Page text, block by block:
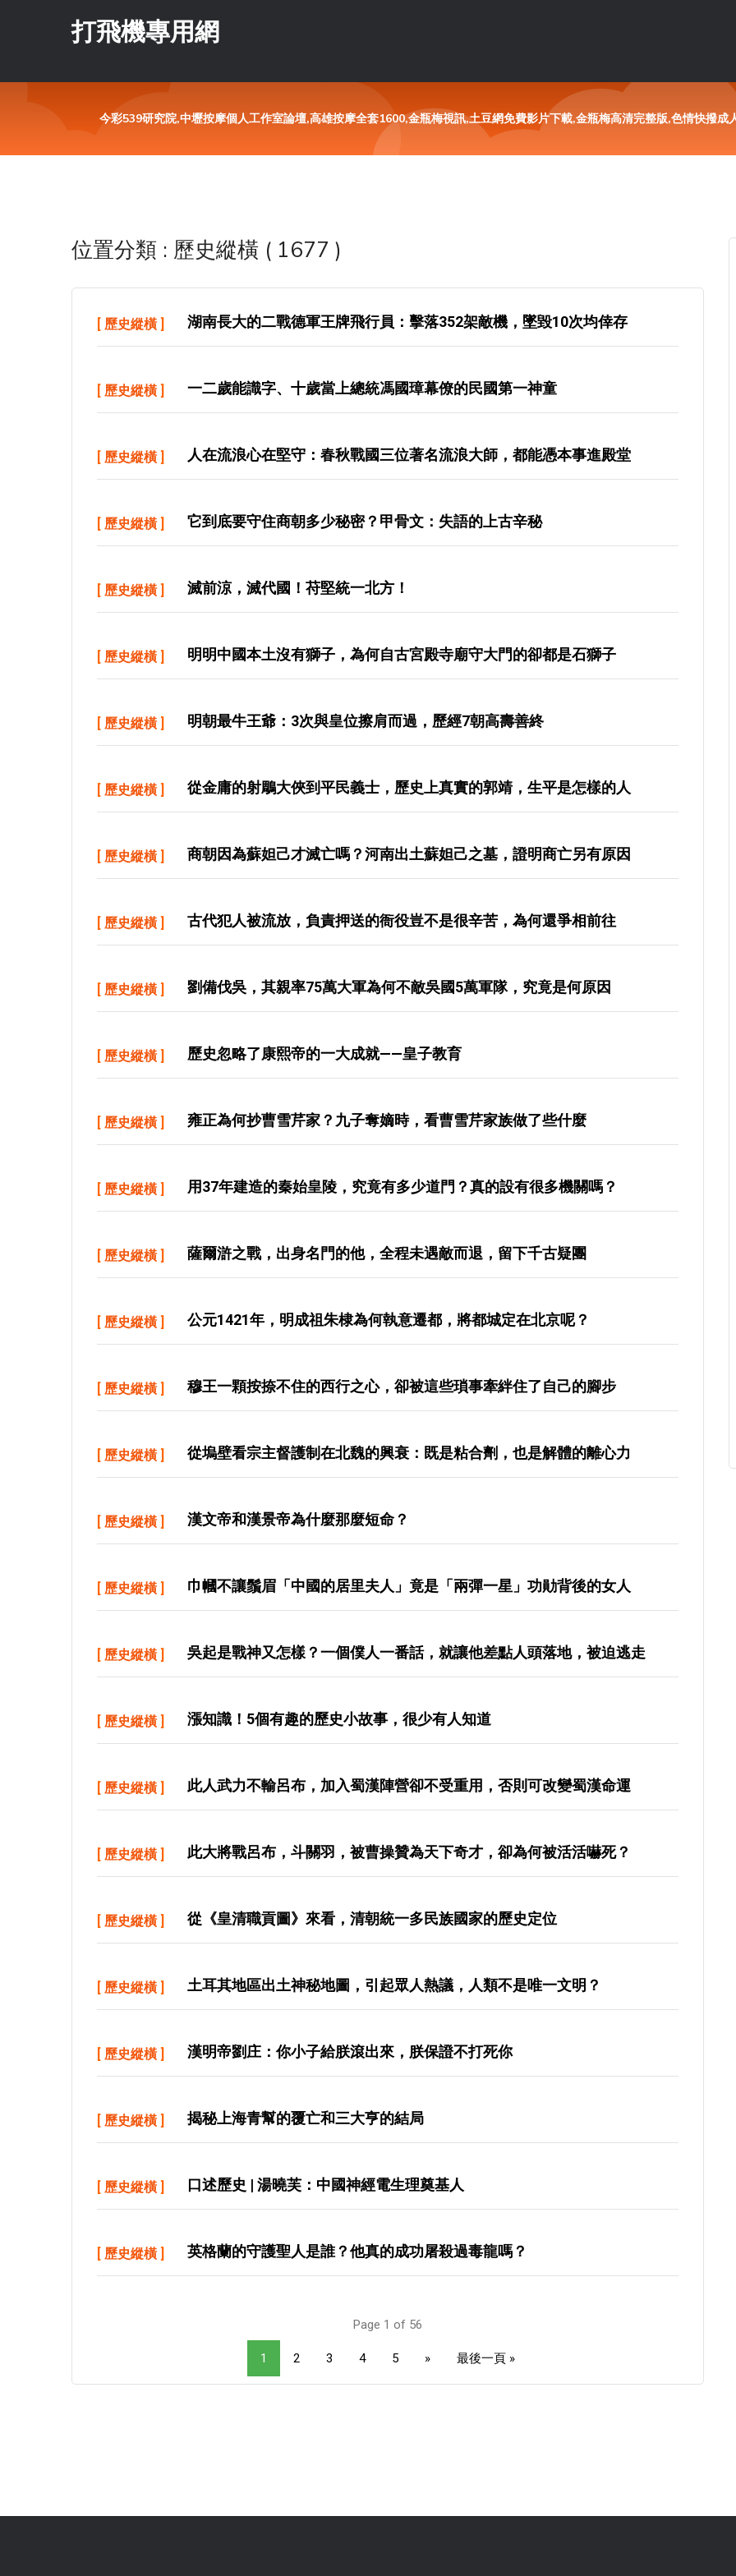
打飛機專用網
今彩539研究院,中壢按摩個人工作室論壇,高雄按摩全套1600,金瓶梅視訊,土豆網免費影片下載,金瓶梅高清完整版,色情快撥
位置分類 : 歷史縱橫 ( 1677 )
[ 歷史縱橫 ] 湖南長大的二戰德軍王牌飛行員：擊落352架敵機，墜毀10次均倖存
[ 歷史縱橫 ] 一二歲能識字、十歲當上總統馮國璋幕僚的民國第一神童
[ 歷史縱橫 ] 人在流浪心在堅守：春秋戰國三位著名流浪大師，都能憑本事進殿堂
[ 歷史縱橫 ] 它到底要守住商朝多少秘密？甲骨文：失語的上古辛秘
[ 歷史縱橫 ] 滅前涼，滅代國！苻堅統一北方！
[ 歷史縱橫 ] 明明中國本土沒有獅子，為何自古宮殿寺廟守大門的卻都是石獅子
[ 歷史縱橫 ] 明朝最牛王爺：3次與皇位擦肩而過，歷經7朝高壽善終
[ 歷史縱橫 ] 從金庸的射鵰大俠到平民義士，歷史上真實的郭靖，生平是怎樣的人
[ 歷史縱橫 ] 商朝因為蘇妲己才滅亡嗎？河南出土蘇妲己之墓，證明商亡另有原因
[ 歷史縱橫 ] 古代犯人被流放，負責押送的衙役豈不是很辛苦，為何還爭相前往
[ 歷史縱橫 ] 劉備伐吳，其親率75萬大軍為何不敵吳國5萬軍隊，究竟是何原因
[ 歷史縱橫 ] 歷史忽略了康熙帝的一大成就——皇子教育
[ 歷史縱橫 ] 雍正為何抄曹雪芹家？九子奪嫡時，看曹雪芹家族做了些什麼
[ 歷史縱橫 ] 用37年建造的秦始皇陵，究竟有多少道門？真的設有很多機關嗎？
[ 歷史縱橫 ] 薩爾滸之戰，出身名門的他，全程未遇敵而退，留下千古疑團
[ 歷史縱橫 ] 公元1421年，明成祖朱棣為何執意遷都，將都城定在北京呢？
[ 歷史縱橫 ] 穆王一顆按捺不住的西行之心，卻被這些瑣事牽絆住了自己的腳步
[ 歷史縱橫 ] 從塢壁看宗主督護制在北魏的興衰：既是粘合劑，也是解體的離心力
[ 歷史縱橫 ] 漢文帝和漢景帝為什麼那麼短命？
[ 歷史縱橫 ] 巾幗不讓鬚眉「中國的居里夫人」竟是「兩彈一星」功勛背後的女人
[ 歷史縱橫 ] 吳起是戰神又怎樣？一個僕人一番話，就讓他差點人頭落地，被迫逃走
[ 歷史縱橫 ] 漲知識！5個有趣的歷史小故事，很少有人知道
[ 歷史縱橫 ] 此人武力不輸呂布，加入蜀漢陣營卻不受重用，否則可改變蜀漢命運
[ 歷史縱橫 ] 此大將戰呂布，斗關羽，被曹操贊為天下奇才，卻為何被活活嚇死？
[ 歷史縱橫 ] 從《皇清職貢圖》來看，清朝統一多民族國家的歷史定位
[ 歷史縱橫 ] 土耳其地區出土神秘地圖，引起眾人熱議，人類不是唯一文明？
[ 歷史縱橫 ] 漢明帝劉庄：你小子給朕滾出來，朕保證不打死你
[ 歷史縱橫 ] 揭秘上海青幫的覆亡和三大亨的結局
[ 歷史縱橫 ] 口述歷史 | 湯曉芙：中國神經電生理奠基人
[ 歷史縱橫 ] 英格蘭的守護聖人是誰？他真的成功屠殺過毒龍嗎？
Page 1 of 56
1 2 3 4 5 » 最後一頁 »